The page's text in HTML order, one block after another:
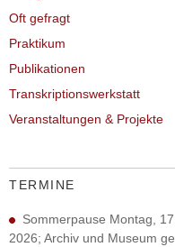
Oft gefragt
Praktikum
Publikationen
Transkriptionswerkstatt
Veranstaltungen & Projekte
TERMINE
Sommerpause Montag,
2026; Archiv und Museum